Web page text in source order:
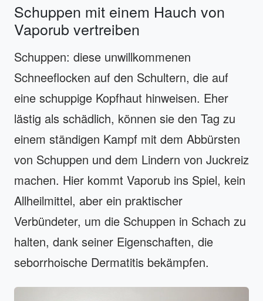
Schuppen mit einem Hauch von
Vaporub vertreiben
Schuppen: diese unwillkommenen
Schneeflocken auf den Schultern, die auf
eine schuppige Kopfhaut hinweisen. Eher
lästig als schädlich, können sie den Tag zu
einem ständigen Kampf mit dem Abbürsten
von Schuppen und dem Lindern von Juckreiz
machen. Hier kommt Vaporub ins Spiel, kein
Allheilmittel, aber ein praktischer
Verbündeter, um die Schuppen in Schach zu
halten, dank seiner Eigenschaften, die
seborrhoische Dermatitis bekämpfen.